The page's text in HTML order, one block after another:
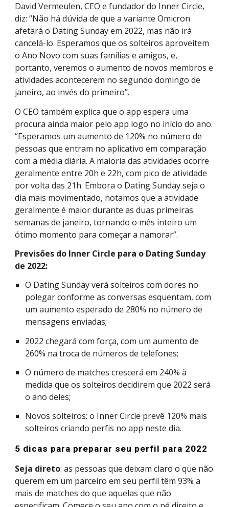
David Vermeulen, CEO e fundador do Inner Circle,
diz: “Não há dúvida de que a variante Omicron
afetará o Dating Sunday em 2022, mas não irá
cancelá-lo. Esperamos que os solteiros aproveitem
o Ano Novo com suas famílias e amigos, e,
portanto, veremos o aumento de novos membros e
atividades acontecerem no segundo domingo de
janeiro, ao invés do primeiro”.
O CEO também explica que o app espera uma
procura ainda maior pelo app logo no início do ano.
“Esperamos um aumento de 120% no número de
pessoas que entram no aplicativo em comparação
com a média diária. A maioria das atividades ocorre
geralmente entre 20h e 22h, com pico de atividade
por volta das 21h. Embora o Dating Sunday seja o
dia mais movimentado, notamos que a atividade
geralmente é maior durante as duas primeiras
semanas de janeiro, tornando o mês inteiro um
ótimo momento para começar a namorar”.
Previsões do Inner Circle para o Dating Sunday
de 2022:
O Dating Sunday verá solteiros com dores no
polegar conforme as conversas esquentam, com
um aumento esperado de 280% no número de
mensagens enviadas;
2022 chegará com força, com um aumento de
260% na troca de números de telefones;
O número de matches crescerá em 240% à
medida que os solteiros decidirem que 2022 será
o ano deles;
Novos solteiros: o Inner Circle prevê 120% mais
solteiros criando perfis no app neste dia.
5 dicas para preparar seu perfil para 2022
Seja direto: as pessoas que deixam claro o que não
querem em um parceiro em seu perfil têm 93% a
mais de matches do que aquelas que não